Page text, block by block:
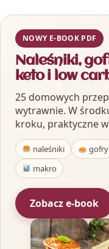
NOWY E-BOOK PDF
Naleśniki,
keto i low
25 domowych
wytrawnie. W
kroku, praktyczne
naleśniki gofry
makro
Zobacz e-book